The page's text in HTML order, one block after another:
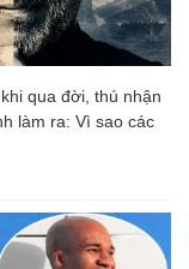
qua đời, thú nhận
làm ra: Vì sao các